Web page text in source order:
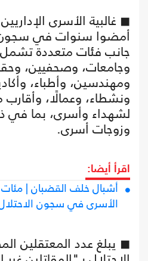
◼ غالبية الأسرى
أمضوا سنوات في سجون
جانب فئات متعددة
وجامعات، وصحفيين،
ومهندسين، وأطباء،
ونشطاء، وعمالًا، وأقارب
لشهداء وأسرى، بما
وزوجات أسرى.
اقرأ أيضا:
أشبال خلف القضبان |
الأسرى في سجون
◼ يبلغ عدد المعتقلين